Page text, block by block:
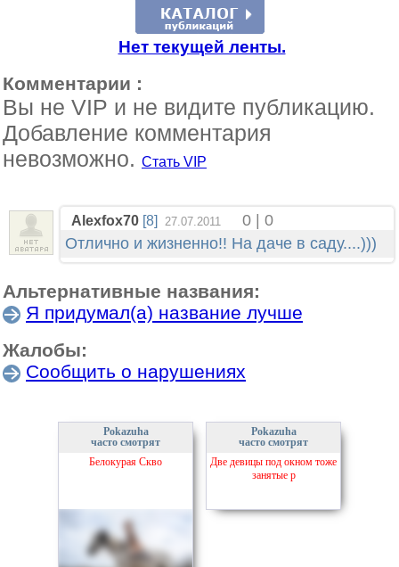
Нет текущей ленты.
Комментарии :
Вы не VIP и не видите публикацию.
Добавление комментария
невозможно. Стать VIP
Alexfox70 [8] 27.07.2011
0 | 0
Отлично и жизненно!! На даче в саду....)))
Альтернативные названия:
Я придумал(а) название лучше
Жалобы:
Сообщить о нарушениях
Pokazuha
часто смотрят
Белокурая Скво
Pokazuha
часто смотрят
Две девицы под окном тоже
занятые р